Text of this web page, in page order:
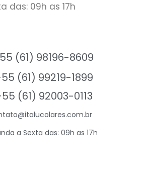
das: 09h as 17h
(61) 98196-8609
(61) 99219-1899
(61) 92003-0113
a Sexta das: 09h as 17h